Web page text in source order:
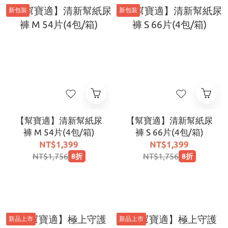
新包裝
【幫寶適】清新幫紙尿
褲 M 54片(4包/箱)
NT$1,399
NT$1,756 8折
新包裝
【幫寶適】清新幫紙尿
褲 S 66片(4包/箱)
NT$1,399
NT$1,756 8折
新品上市 新品上市